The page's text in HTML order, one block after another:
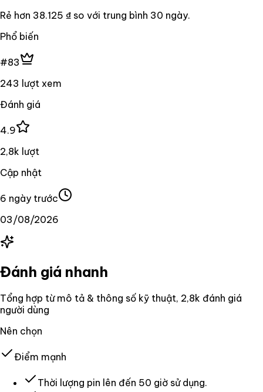
Rẻ hơn 38.125 ₫ so với trung bình 30 ngày.
Phổ biến
#83
243 lượt xem
Đánh giá
4.9
2,8k lượt
Cập nhật
6 ngày trước
03/08/2026
Đánh giá nhanh
Tổng hợp từ mô tả & thông số kỹ thuật, 2,8k đánh giá
người dùng
Nên chọn
Điểm mạnh
Thời lượng pin lên đến 50 giờ sử dụng.